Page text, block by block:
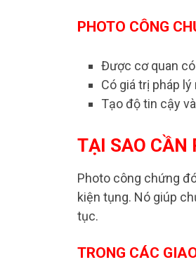
PHOTO CÔNG
Được cơ quan
Có giá trị pháp
Tạo độ tin cậy
TẠI SAO CẦN
Photo công chứng
kiện tụng. Nó giúp
tục.
TRONG CÁC